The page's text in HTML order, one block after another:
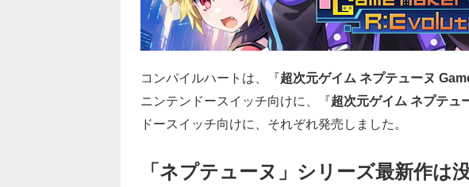
コンパイルハートは、『超次元ゲイム ネプテューヌ
ニンテンドースイッチ向けに、『超次元ゲイム ネプテ
ドースイッチ向けに、それぞれ発売しました。
「ネプテューヌ」シリーズ最新作は